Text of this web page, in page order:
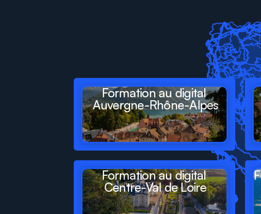
présent
départementsetrégions
Formation au digital
Auvergne-Rhône-Alpes
Formation au digital
Centre-Val de Loire